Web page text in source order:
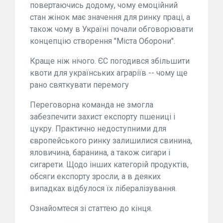
повертаючись додому, чому емоційний
стан жінок має значення для ринку праці, а
також чому в Україні почали обговорювати
концепцію створення "Міста Оборони".
Краще ніж нічого. ЄС погодився збільшити
квоти для українських аграріїв -- чому ще
рано святкувати перемогу
Переговорна команда не змогла
забезпечити захист експорту пшениці і
цукру. Практично недоступними для
європейського ринку залишилися свинина,
яловичина, баранина, а також сигари і
сигарети. Щодо інших категорій продуктів,
обсяги експорту зросли, а в деяких
випадках відбулося їх лібералізування.
Ознайомтеся зі статтею до кінця.